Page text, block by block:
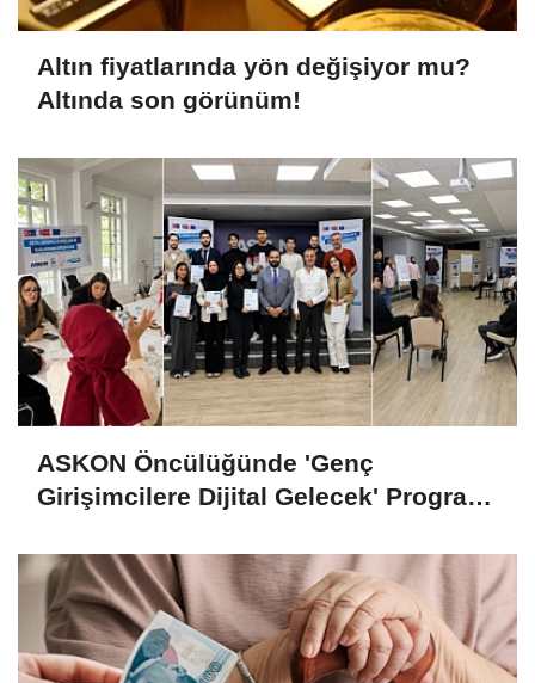
Altın fiyatlarında yön değişiyor mu?
Altında son görünüm!
ASKON Öncülüğünde 'Genç
Girişimcilere Dijital Gelecek' Programı